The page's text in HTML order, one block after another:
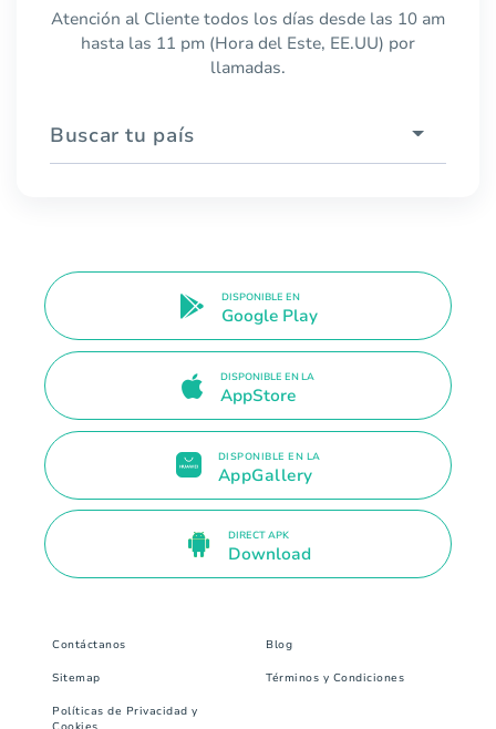
Atención al Cliente todos los días desde las 10 am
hasta las 11 pm (Hora del Este, EE.UU) por
llamadas.
Buscar tu país
DISPONIBLE EN
Google Play
DISPONIBLE EN LA
AppStore
DISPONIBLE EN LA
AppGallery
DIRECT APK
Download
Contáctanos Blog
Sitemap Términos y Condiciones
Políticas de Privacidad y